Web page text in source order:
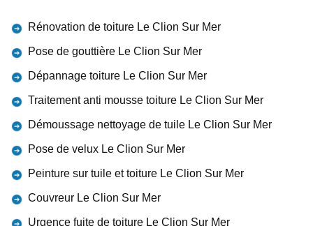
Rénovation de toiture Le Clion Sur Mer
Pose de gouttière Le Clion Sur Mer
Dépannage toiture Le Clion Sur Mer
Traitement anti mousse toiture Le Clion Sur Mer
Démoussage nettoyage de tuile Le Clion Sur Mer
Pose de velux Le Clion Sur Mer
Peinture sur tuile et toiture Le Clion Sur Mer
Couvreur Le Clion Sur Mer
Urgence fuite de toiture Le Clion Sur Mer